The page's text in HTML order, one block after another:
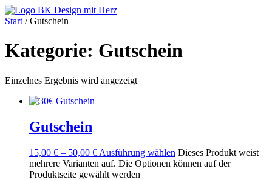
Start / Gutschein
Kategorie: Gutschein
Einzelnes Ergebnis wird angezeigt
Gutschein
15,00 € – 50,00 € Ausführung wählen Dieses Produkt weist
mehrere Varianten auf. Die Optionen können auf der
Produktseite gewählt werden